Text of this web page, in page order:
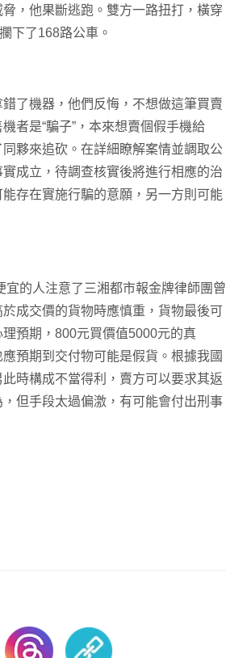
，他果斷逃跑。雙方一路扭打，橫穿
下了168路公車。
了機器，他們反悔，不想做這筆買賣
者是“騙子”，本來想賣個假手機給
夥來追砍。在詳細瞭解案情並調取公
成立，待調查核實後將進行相應的治
存在實施行騙的意願，另一方則可能
的人注意了三湘都市報金牌律師團曾
成交價的貨物時應慎重，貨物最後可
預期，800元買價值5000元的真
預期到交付物可能是假貨。根據我國
時構成不當得利，賣方可以要求其返
但手段太過偏激，有可能會付出刑事